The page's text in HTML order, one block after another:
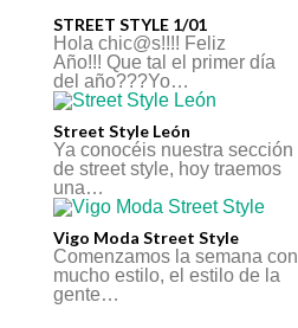
STREET STYLE 1/01
Hola chic@s!!!! Feliz
Año!!! Que tal el primer día
del año???Yo…
Street Style León
Ya conocéis nuestra sección
de street style, hoy traemos
una…
Vigo Moda Street Style
Comenzamos la semana con
mucho estilo, el estilo de la
gente…